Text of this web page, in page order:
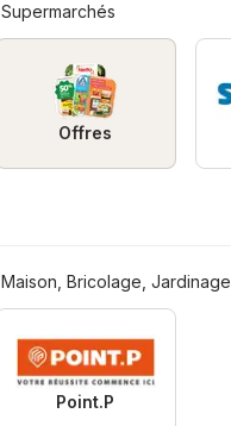
Supermarchés
Offres
Maison, Bricolage, Jardinage
Point.P